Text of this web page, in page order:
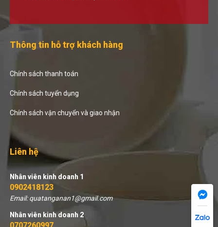
Thông tin hỗ trợ khách hàng
Chính sách thanh toán
Chính sách tuyển dụng
Chính sách vận chuyển và giao nhận
Liên hệ
Nhân viên kinh doanh 1
0902418123
Email: quatanganan1@gmail.com
Nhân viên kinh doanh 2